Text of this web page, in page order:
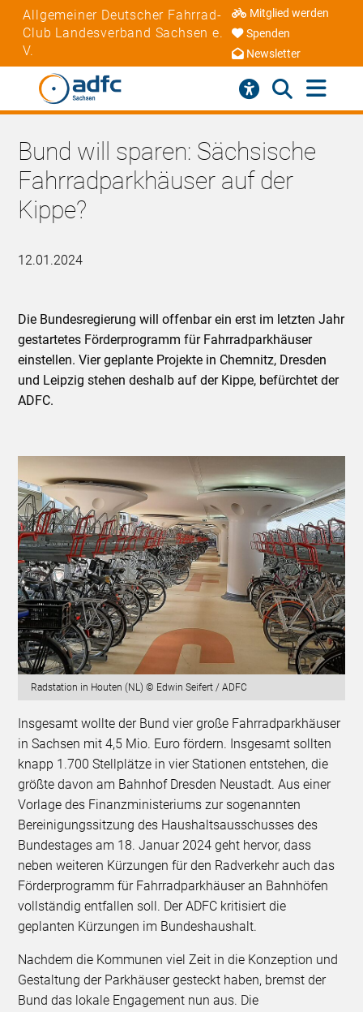
Allgemeiner Deutscher Fahrrad-
Club Landesverband Sachsen e.
V.
Mitglied werden
Spenden
Newsletter
Bund will sparen: Sächsische
Fahrradparkhäuser auf der
Kippe?
12.01.2024
Die Bundesregierung will offenbar ein erst im letzten Jahr
gestartetes Förderprogramm für Fahrradparkhäuser
einstellen. Vier geplante Projekte in Chemnitz, Dresden
und Leipzig stehen deshalb auf der Kippe, befürchtet der
ADFC.
Radstation in Houten (NL) © Edwin Seifert / ADFC
Insgesamt wollte der Bund vier große Fahrradparkhäuser
in Sachsen mit 4,5 Mio. Euro fördern. Insgesamt sollten
knapp 1.700 Stellplätze in vier Stationen entstehen, die
größte davon am Bahnhof Dresden Neustadt. Aus einer
Vorlage des Finanzministeriums zur sogenannten
Bereinigungssitzung des Haushaltsausschusses des
Bundestages am 18. Januar 2024 geht hervor, dass
neben weiteren Kürzungen für den Radverkehr auch das
Förderprogramm für Fahrradparkhäuser an Bahnhöfen
vollständig entfallen soll. Der ADFC kritisiert die
geplanten Kürzungen im Bundeshaushalt.
Nachdem die Kommunen viel Zeit in die Konzeption und
Gestaltung der Parkhäuser gesteckt haben, bremst der
Bund das lokale Engagement nun aus. Die